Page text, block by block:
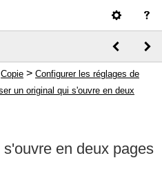
Copie > Configurer les réglages de
un original qui s'ouvre en deux
en deux pages